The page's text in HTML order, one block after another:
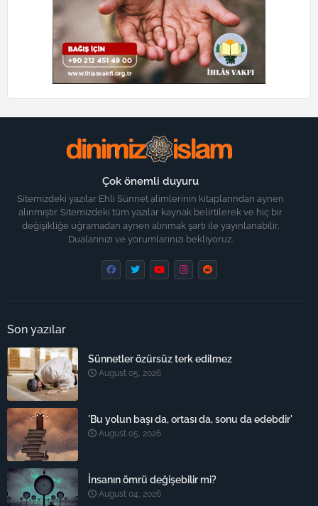
Çok önemli duyuru
Sitemizdeki yazılar Ehli Sünnet alimlerinin kitaplarından aynen
alınmıştır. Sitemizdeki tüm yazılar kaynak belirtilerek ve hiç bir
değişikliğe uğramadan aynen alınmak şartı ile yayınlanabilir.
Dualarınızı ve yorumlarınızı bekliyoruz.
Son yazılar
Sünnetler özürsüz terk edilmez
August 05, 2026
'Bu yolun başı da, ortası da, sonu da edebdir'
August 05, 2026
İnsanın ömrü değişebilir mi?
August 04, 2026